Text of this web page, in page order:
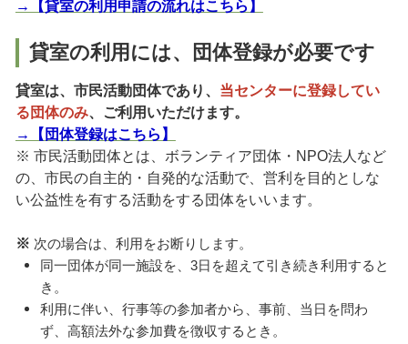
→【貸室の利用申請の流れはこちら】
貸室の利用には、団体登録が必要です
貸室は、市民活動団体であり、 当センターに登録してい
る団体のみ、ご利用いただけます。
→【団体登録はこちら】
※ 市民活動団体とは、ボランティア団体・NPO法人など
の、市民の自主的・自発的な活動で、営利を目的としな
い公益性を有する活動をする団体をいいます。
※ 次の場合は、利用をお断りします。
同一団体が同一施設を、3日を超えて引き続き利用すると
き。
利用に伴い、行事等の参加者から、事前、当日を問わ
ず、高額法外な参加費を徴収するとき。